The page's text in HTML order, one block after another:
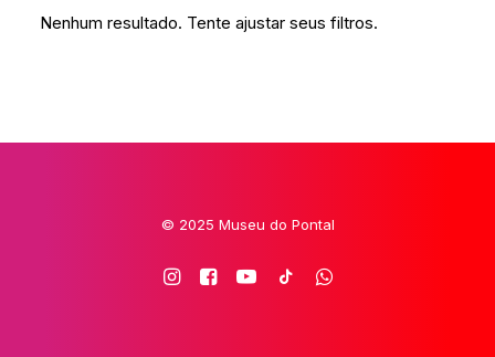
Nenhum resultado. Tente ajustar seus filtros.
© 2025 Museu do Pontal